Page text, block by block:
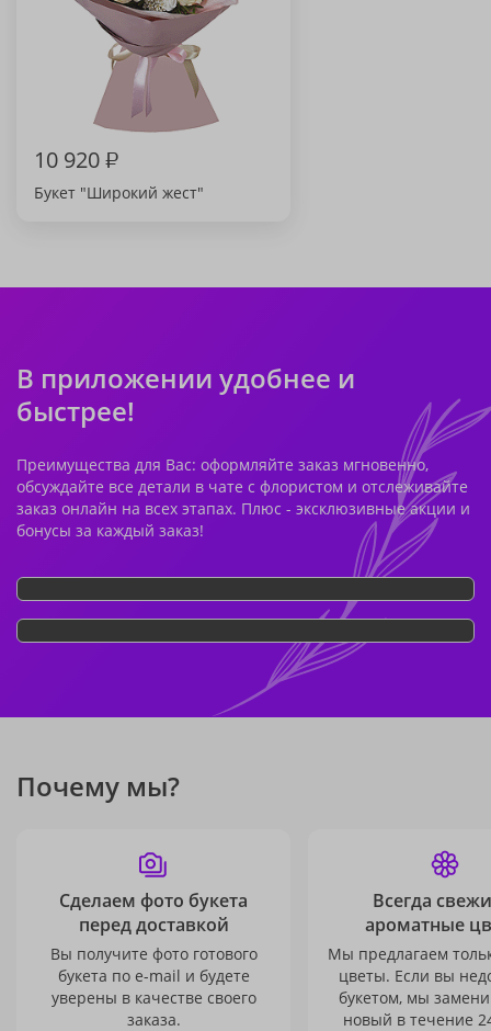
10 920₽
Букет "Широкий жест"
В приложении удобнее и
быстрее!
Преимущества для Вас: оформляйте заказ мгновенно,
обсуждайте все детали в чате с флористом и отслеживайте
заказ онлайн на всех этапах. Плюс - эксклюзивные акции и
бонусы за каждый заказ!
Почему мы?
Сделаем фото букета
перед доставкой
Вы получите фото готового
букета по e-mail и будете
уверены в качестве своего
заказа.
Всегда
ароматные
Мы предлагаем
цветы. Если вы
букетом, мы
новый в течение